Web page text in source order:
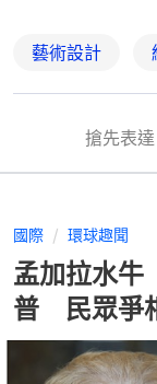
藝術設計
搶先表達
國際 環球趣聞
孟加拉水牛
普 民眾爭